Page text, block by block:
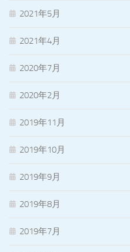
2021年5月
2021年4月
2020年7月
2020年2月
2019年11月
2019年10月
2019年9月
2019年8月
2019年7月